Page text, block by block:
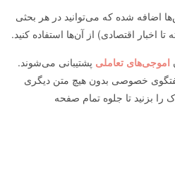
اضافه شده که می‌توانید در هر بحثی
اخبار اقتصادی) از آن‌ها استفاده کنید.
اموجی‌های تعاملی پشتیبانی می‌شوند.
خصوصی بدون هیچ متن دیگری
بزنید تا جلوه تمام صفحه